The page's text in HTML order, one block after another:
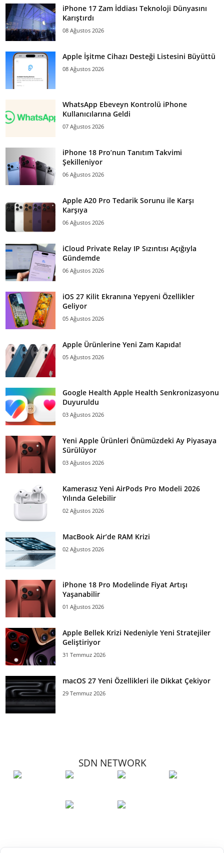
iPhone 17 Zam İddiası Teknoloji Dünyasını
Karıştırdı
08 Ağustos 2026
Apple İşitme Cihazı Desteği Listesini Büyüttü
08 Ağustos 2026
WhatsApp Ebeveyn Kontrolü iPhone
Kullanıcılarına Geldi
07 Ağustos 2026
iPhone 18 Pro’nun Tanıtım Takvimi
Şekilleniyor
06 Ağustos 2026
Apple A20 Pro Tedarik Sorunu ile Karşı
Karşıya
06 Ağustos 2026
iCloud Private Relay IP Sızıntısı Açığıyla
Gündemde
06 Ağustos 2026
iOS 27 Kilit Ekranına Yepyeni Özellikler
Geliyor
05 Ağustos 2026
Apple Ürünlerine Yeni Zam Kapıda!
05 Ağustos 2026
Google Health Apple Health Senkronizasyonu
Duyuruldu
03 Ağustos 2026
Yeni Apple Ürünleri Önümüzdeki Ay Piyasaya
Sürülüyor
03 Ağustos 2026
Kamerasız Yeni AirPods Pro Modeli 2026
Yılında Gelebilir
02 Ağustos 2026
MacBook Air’de RAM Krizi
02 Ağustos 2026
iPhone 18 Pro Modelinde Fiyat Artışı
Yaşanabilir
01 Ağustos 2026
Apple Bellek Krizi Nedeniyle Yeni Stratejiler
Geliştiriyor
31 Temmuz 2026
macOS 27 Yeni Özellikleri ile Dikkat Çekiyor
29 Temmuz 2026
SDN NETWORK